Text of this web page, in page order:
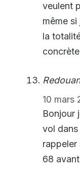
veulent
même si
la
10 mars
Bonjour
vol dans
rappeler
68